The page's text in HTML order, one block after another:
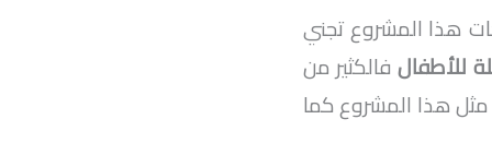
هذا المشروع تجني
للأطفالفالكثير من
مثل هذا المشروع كما